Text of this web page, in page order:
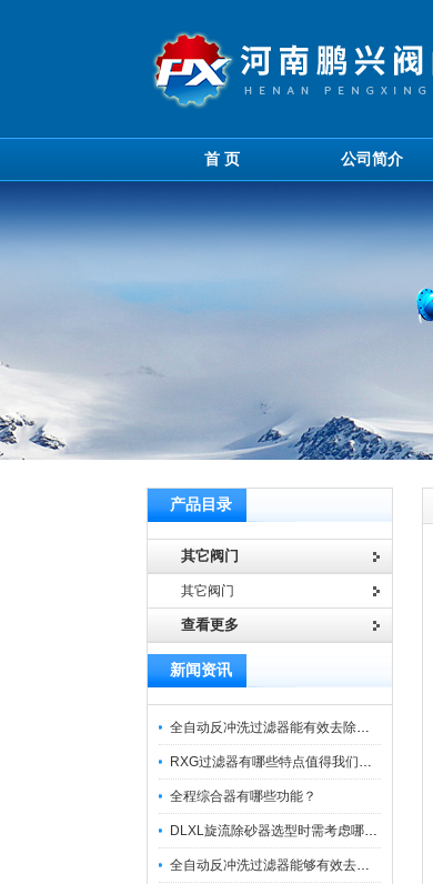
首 页 公司简介
产品目录
其它阀门
其它阀门
查看更多
新闻资讯
全自动反冲洗过滤器能有效去除过滤介质上的杂质
RXG过滤器有哪些特点值得我们选择？
全程综合器有哪些功能？
DLXL旋流除砂器选型时需考虑哪些因素？
全自动反冲洗过滤器能够有效去除不同粒径的固体杂